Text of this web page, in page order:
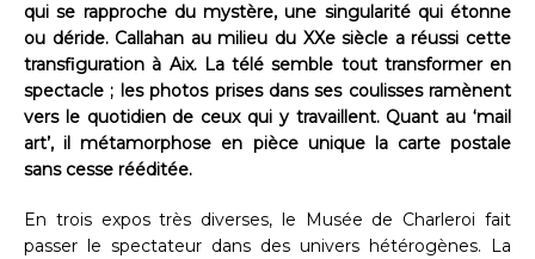
qui se rapproche du mystère, une singularité qui étonne
ou déride. Callahan au milieu du XXe siècle a réussi cette
transfiguration à Aix. La télé semble tout transformer en
spectacle ; les photos prises dans ses coulisses ramènent
vers le quotidien de ceux qui y travaillent. Quant au ‘mail
art’, il métamorphose en pièce unique la carte postale
sans cesse rééditée.
En trois expos très diverses, le Musée de Charleroi fait
passer le spectateur dans des univers hétérogènes. La